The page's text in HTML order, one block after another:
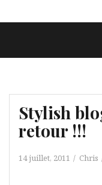
Stylish
retour !!!
14 juillet, 2011 Chris